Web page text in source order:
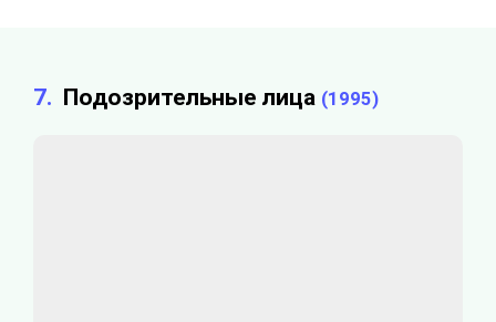
7. Подозрительные лица (1995)